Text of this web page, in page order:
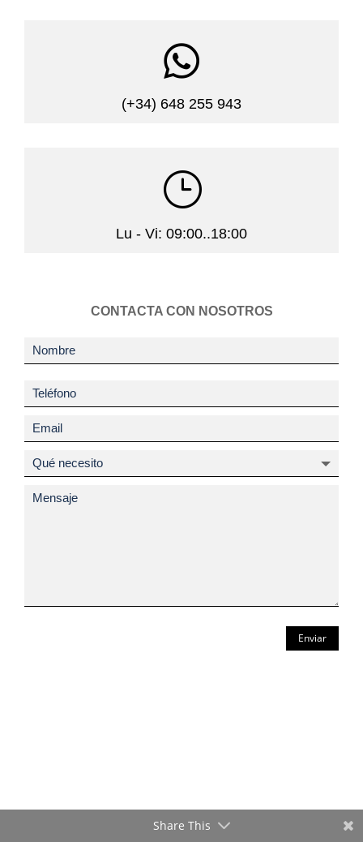

(+34) 648 255 943
}
Lu - Vi: 09:00..18:00
CONTACTA CON NOSOTROS
Enviar
Share This